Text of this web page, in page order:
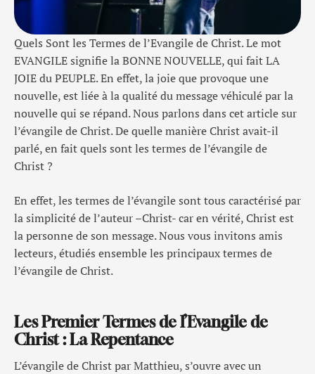
Quels Sont les Termes de l’Evangile de Christ. Le mot
EVANGILE signifie la BONNE NOUVELLE, qui fait LA
JOIE du PEUPLE. En effet, la joie que provoque une
nouvelle, est liée à la qualité du message véhiculé par la
nouvelle qui se répand. Nous parlons dans cet article sur
l’évangile de Christ. De quelle manière Christ avait-il
parlé, en fait quels sont les termes de l’évangile de
Christ ?
En effet, les termes de l’évangile sont tous caractérisé par
la simplicité de l’auteur –Christ- car en vérité, Christ est
la personne de son message. Nous vous invitons amis
lecteurs, étudiés ensemble les principaux termes de
l’évangile de Christ.
Les Premier Termes de l’Evangile de
Christ : La Repentance
L’évangile de Christ par Matthieu, s’ouvre avec un